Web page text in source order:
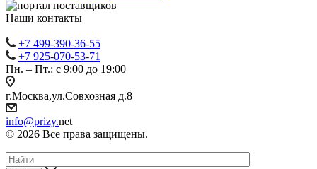
Наши контакты
+7 499-390-36-55
+7 925-070-53-71
Пн. – Пт.: с 9:00 до 19:00
г.Москва,ул.Совхозная д.8
info@prizy.net
© 2026 Все права защищены.